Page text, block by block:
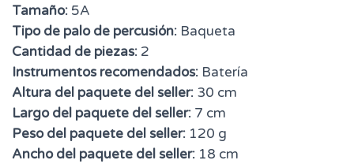
Tamaño: 5A
Tipo de palo de percusión: Baqueta
Cantidad de piezas: 2
Instrumentos recomendados: Batería
Altura del paquete del seller: 30 cm
Largo del paquete del seller: 7 cm
Peso del paquete del seller: 120 g
Ancho del paquete del seller: 18 cm